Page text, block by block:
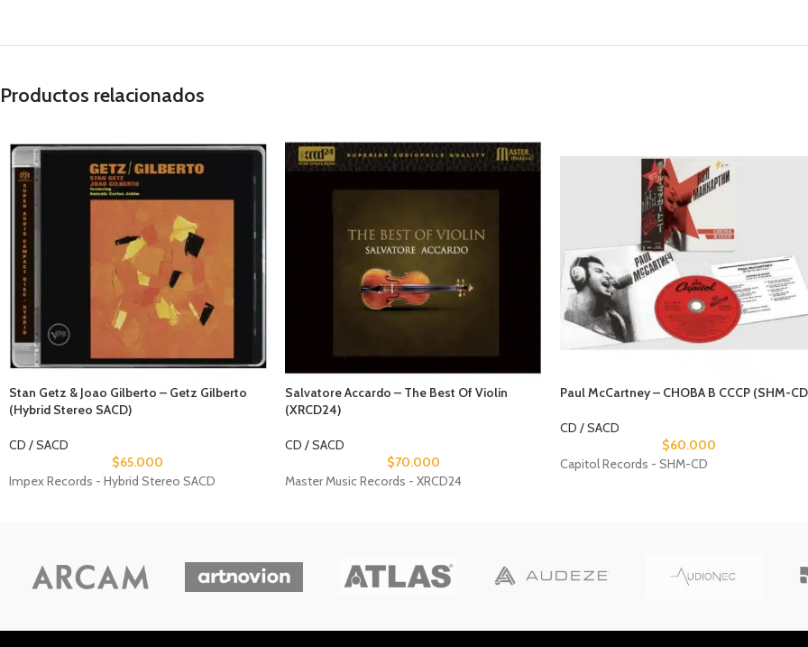
Productos relacionados
Stan Getz & Joao Gilberto – Getz Gilberto
(Hybrid Stereo SACD)
CD / SACD
$65.000
Impex Records - Hybrid Stereo SACD
Salvatore Accardo – The Best Of Violin
(XRCD24)
CD / SACD
$70.000
Master Music Records - XRCD24
Paul McCartney – CHOBA B CCCP (SHM-
CD / SACD
$60.000
Capitol Records - SHM-CD